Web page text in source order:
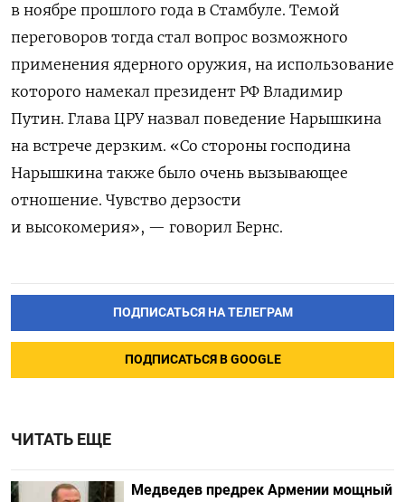
в ноябре прошлого года в Стамбуле. Темой
переговоров тогда стал вопрос возможного
применения ядерного оружия, на использование
которого намекал президент РФ Владимир
Путин. Глава ЦРУ назвал поведение Нарышкина
на встрече дерзким. «Со стороны господина
Нарышкина также было очень вызывающее
отношение. Чувство дерзости
и высокомерия», — говорил Бернс.
ПОДПИСАТЬСЯ НА ТЕЛЕГРАМ
ПОДПИСАТЬСЯ В GOOGLE
ЧИТАТЬ ЕЩЕ
Медведев предрек Армении мощный